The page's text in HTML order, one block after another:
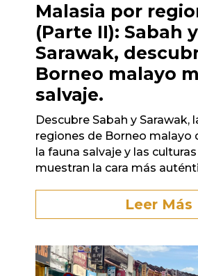
Malasia por
(Parte II): Sabah y
Sarawak,
Borneo malayo
salvaje.
Descubre Sabah y Sarawak,
regiones de Borneo malayo
la fauna salvaje y las
muestran la cara más
Leer Más